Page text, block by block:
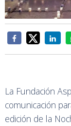
La Fundación
comunicación
edición de la